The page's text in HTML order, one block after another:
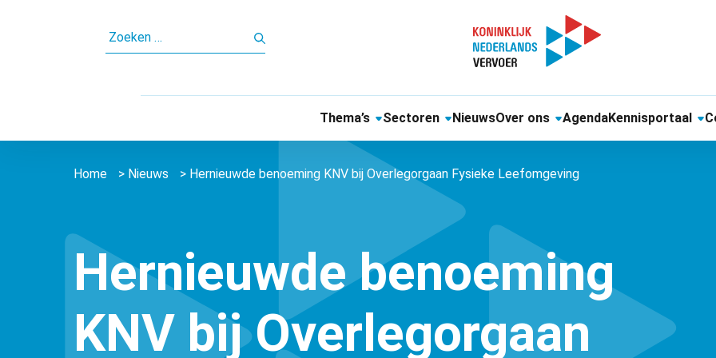
NAAR:
Thema’s Sectoren NieuwsOver ons AgendaKennisportaal
Home > Nieuws > Hernieuwde benoeming KNV bij Overlegorgaan Fysieke Leefomgeving
Hernieuwde benoeming
KNV bij Overlegorgaan